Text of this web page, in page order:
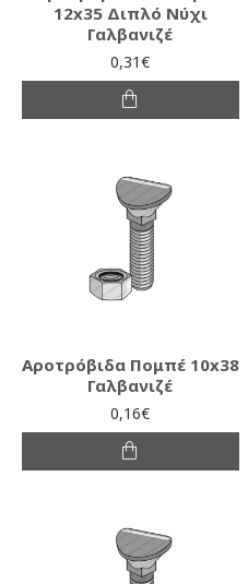
12x35 Διπλό Νύχι
Γαλβανιζέ
0,31€
Αροτρόβιδα Πομπέ 10x38
Γαλβανιζέ
0,16€